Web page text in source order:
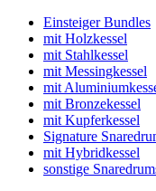
Einsteiger Bundles
mit Holzkessel
mit Stahlkessel
mit Messingkessel
mit
mit Bronzekessel
mit Kupferkessel
Signature
mit Hybridkessel
sonstige